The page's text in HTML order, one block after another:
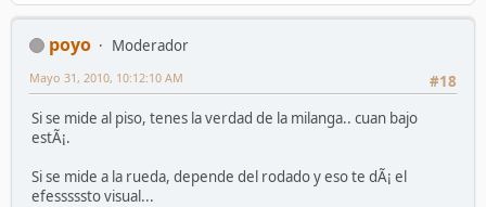
poyo
Moderador
#18
Mayo 31, 2010, 10:12:10 AM
Si se mide al piso, tenes la verdad de la milanga.. cuan bajo
estÃ¡.
Si se mide a la rueda, depende del rodado y eso te dÃ¡ el
efesssssto visual...